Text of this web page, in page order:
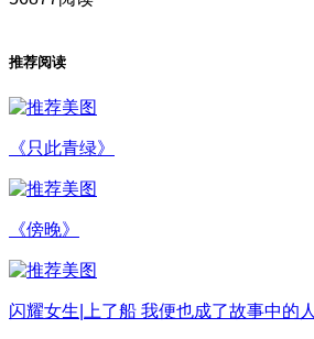
推荐阅读
《只此青绿》
《傍晚》
闪耀女生|上了船 我便也成了故事中的人